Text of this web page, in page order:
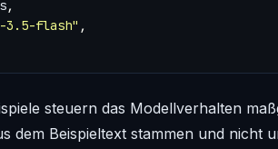
,
3.5-flash" ,
steuern das Modellverhalten
dem Beispieltext stammen und nicht